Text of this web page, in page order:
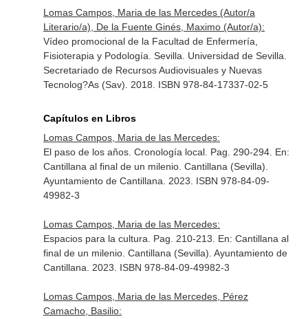
Lomas Campos, Maria de las Mercedes (Autor/a
Literario/a), De la Fuente Ginés, Maximo (Autor/a):
Vídeo promocional de la Facultad de Enfermería,
Fisioterapia y Podología. Sevilla. Universidad de Sevilla.
Secretariado de Recursos Audiovisuales y Nuevas
Tecnolog?As (Sav). 2018. ISBN 978-84-17337-02-5
Capítulos en Libros
Lomas Campos, Maria de las Mercedes:
El paso de los años. Cronología local. Pag. 290-294. En:
Cantillana al final de un milenio. Cantillana (Sevilla).
Ayuntamiento de Cantillana. 2023. ISBN 978-84-09-
49982-3
Lomas Campos, Maria de las Mercedes:
Espacios para la cultura. Pag. 210-213. En: Cantillana al
final de un milenio. Cantillana (Sevilla). Ayuntamiento de
Cantillana. 2023. ISBN 978-84-09-49982-3
Lomas Campos, Maria de las Mercedes, Pérez
Camacho, Basilio: